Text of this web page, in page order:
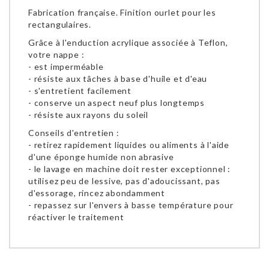
Fabrication française. Finition ourlet pour les
rectangulaires.
Grâce à l'enduction acrylique associée à Teflon,
votre nappe :
- est imperméable
- résiste aux tâches à base d'huile et d'eau
- s'entretient facilement
- conserve un aspect neuf plus longtemps
- résiste aux rayons du soleil
Conseils d'entretien :
- retirez rapidement liquides ou aliments à l'aide
d'une éponge humide non abrasive
- le lavage en machine doit rester exceptionnel :
utilisez peu de lessive, pas d'adoucissant, pas
d'essorage, rincez abondamment
- repassez sur l'envers à basse température pour
réactiver le traitement